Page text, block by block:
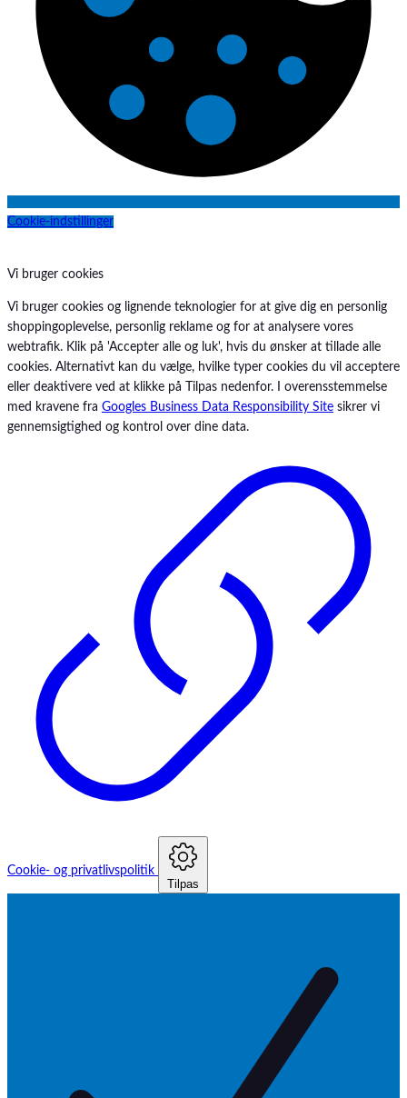
Cookie-indstillinger
Vi bruger cookies
Vi bruger cookies og lignende teknologier for at give dig en personlig
shoppingoplevelse, personlig reklame og for at analysere vores
webtrafik. Klik på 'Accepter alle og luk', hvis du ønsker at tillade alle
cookies. Alternativt kan du vælge, hvilke typer cookies du vil acceptere
eller deaktivere ved at klikke på Tilpas nedenfor. I overensstemmelse
med kravene fra Googles Business Data Responsibility Site sikrer vi
gennemsigtighed og kontrol over dine data.
Cookie- og privatlivspolitik
Tilpas